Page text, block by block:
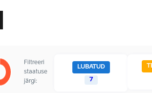
Filtreeri
staatuse
järgi:
LUBATUD
7